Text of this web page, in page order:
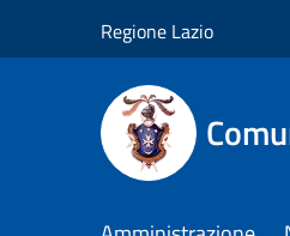
Regione Lazio